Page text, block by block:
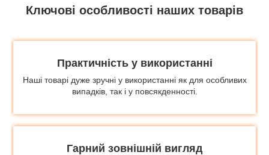
Ключові особливості наших товарів
Практичність у використанні
Наші товарі дуже зручні у використанні як для особливих
випадків, так і у повсякденності.
Гарний зовнішній вигляд